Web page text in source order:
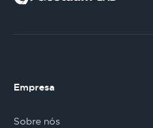
Empresa
Sobre nós